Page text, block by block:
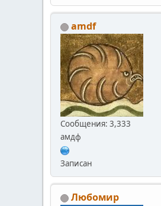
amdf
Сообщения: 3,333
амдф
Записан
Любомир